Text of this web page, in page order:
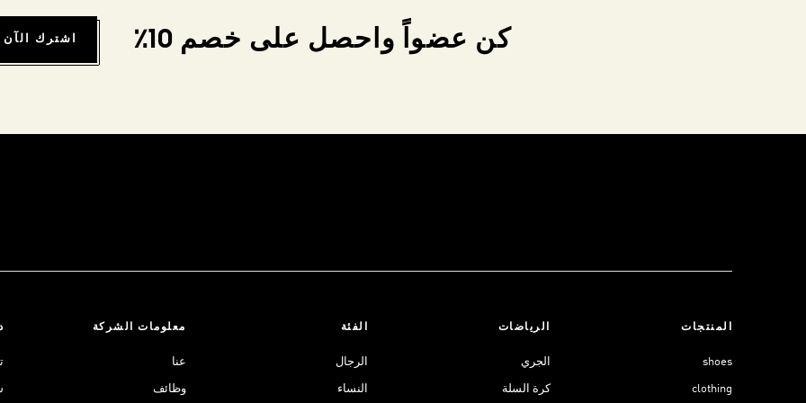
كن عضواً واحصل على خصم 10٪ اشترك الآن
المنتجات
shoes
clothing
الرياضات
الجري
كرة السلة
الفئة
الرجال
النساء
معلومات الشركة
عنا
وظائف